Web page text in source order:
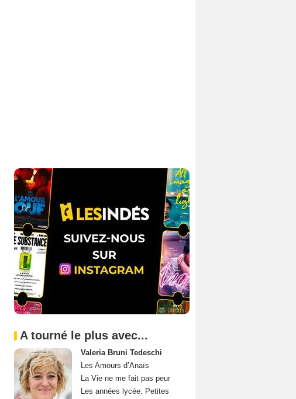
A tourné le plus avec...
Valeria Bruni Tedeschi
Les Amours d’Anaïs
La Vie ne me fait pas peur
Les années lycée: Petites